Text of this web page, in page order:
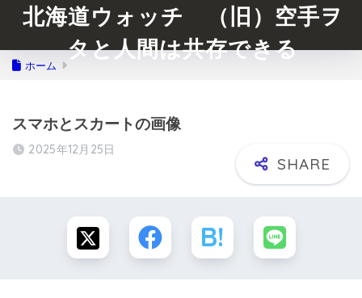
北海道ウォッチ （旧）空手ヲ
タと人間は共存できる
ホーム
スマホとスカートの画像
2025年12月25日